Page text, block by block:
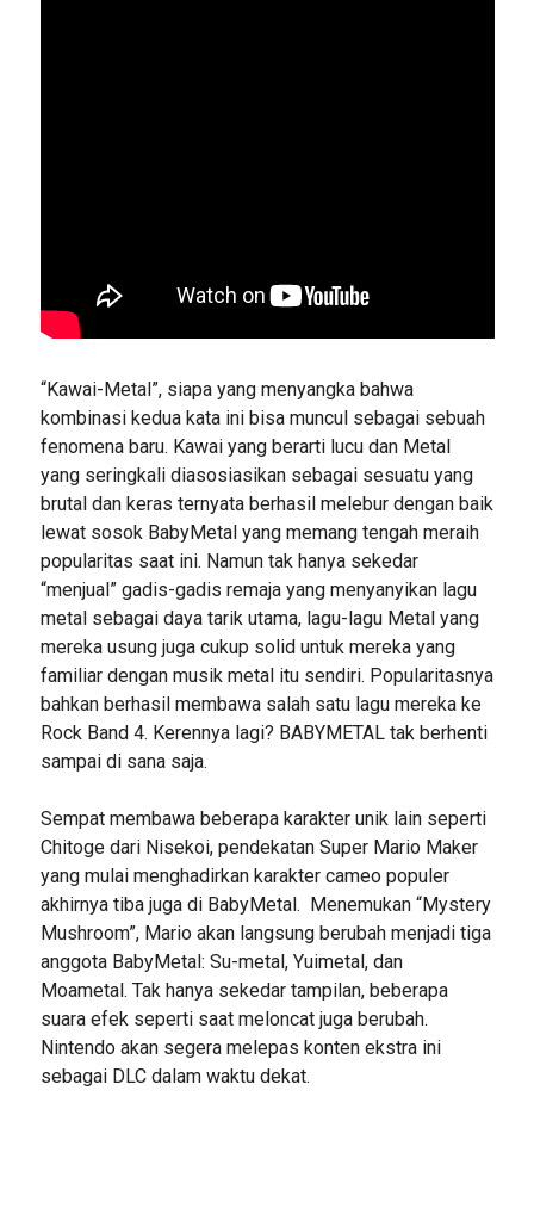
“Kawai-Metal”, siapa yang menyangka bahwa
kombinasi kedua kata ini bisa muncul sebagai sebuah
fenomena baru. Kawai yang berarti lucu dan Metal
yang seringkali diasosiasikan sebagai sesuatu yang
brutal dan keras ternyata berhasil melebur dengan baik
lewat sosok BabyMetal yang memang tengah meraih
popularitas saat ini. Namun tak hanya sekedar
“menjual” gadis-gadis remaja yang menyanyikan lagu
metal sebagai daya tarik utama, lagu-lagu Metal yang
mereka usung juga cukup solid untuk mereka yang
familiar dengan musik metal itu sendiri. Popularitasnya
bahkan berhasil membawa salah satu lagu mereka ke
Rock Band 4. Kerennya lagi? BABYMETAL tak berhenti
sampai di sana saja.
Sempat membawa beberapa karakter unik lain seperti
Chitoge dari Nisekoi, pendekatan Super Mario Maker
yang mulai menghadirkan karakter cameo populer
akhirnya tiba juga di BabyMetal. Menemukan “Mystery
Mushroom”, Mario akan langsung berubah menjadi tiga
anggota BabyMetal: Su-metal, Yuimetal, dan
Moametal. Tak hanya sekedar tampilan, beberapa
suara efek seperti saat meloncat juga berubah.
Nintendo akan segera melepas konten ekstra ini
sebagai DLC dalam waktu dekat.